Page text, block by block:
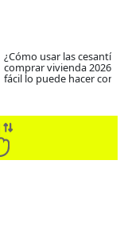
¿Cómo usar las
comprar vivienda 2026?
fácil lo puede hacer con